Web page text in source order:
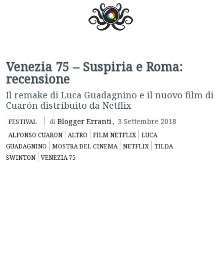
Venezia 75 – Suspiria e Roma:
recensione
Il remake di Luca Guadagnino e il nuovo film di
Cuarón distribuito da Netflix
ALFONSO CUARON ALTRO FILM NETFLIX
GUADAGNINO
MOSTRA DEL CINEMA NETFLIX
TILDA
SWINTON
VENEZIA 75